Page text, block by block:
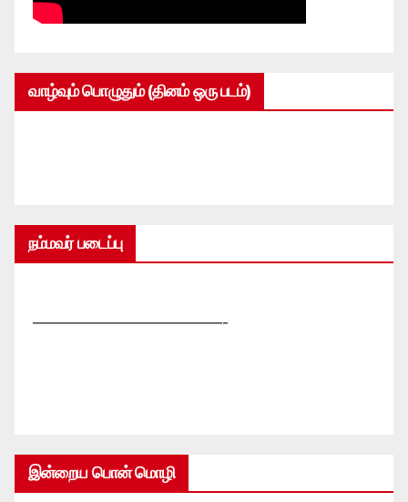
வாழ்வும் பொழுதும் (தினம் ஒரு படம்)
நம்மவர் படைப்பு
—————————————-
இன்றைய பொன் மொழி